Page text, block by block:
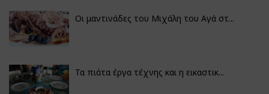
Οι μαντινάδες του Μιχάλη του Αγά στ...
Τα πιάτα έργα τέχνης και η εικαστικ...